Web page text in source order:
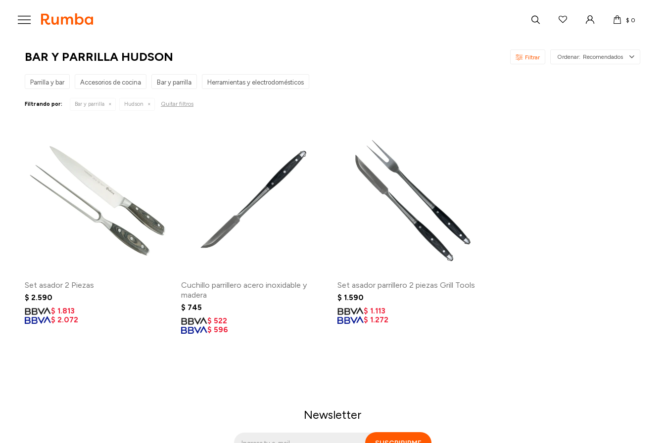
$ 0

BAR Y PARRILLA HUDSON Recomendados
Parrilla y bar Accesorios de cocina Bar y parrilla Herramientas y electrodomésticos
Filtrando por: Bar y parrilla Hudson Quitar filtros
Set asador 2 Piezas
$ 2.590
$ 1.813
$ 2.072
Cuchillo parrillero acero inoxidable y
madera
$ 745
$ 522
$ 596
Set asador parrillero 2 piezas Grill Tools
$ 1.590
$ 1.113
$ 1.272
Newsletter